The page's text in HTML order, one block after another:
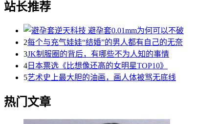
站长推荐
2每个与充气娃娃“结婚”的男人都有自己的无奈
3JK制服圈的背后，有哪些不为人知的事情
4 日本票选《比想像还高的女明星TOP10》
5艺术史上最大胆的油画，画人体被骂无底线
热门文章